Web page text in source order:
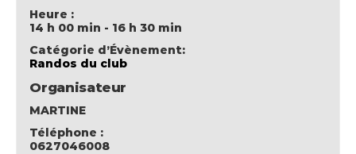
Heure :
14 h 00 min - 16 h 30 min
Catégorie d’Évènement:
Randos du club
Organisateur
MARTINE
Téléphone :
0627046008